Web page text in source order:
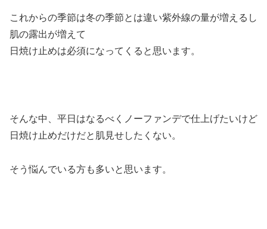
これからの季節は冬の季節とは違い紫外線の量が増えるし
肌の露出が増えて
日焼け止めは必須になってくると思います。
そんな中、平日はなるべくノーファンデで仕上げたいけど
日焼け止めだけだと肌見せしたくない。
そう悩んでいる方も多いと思います。